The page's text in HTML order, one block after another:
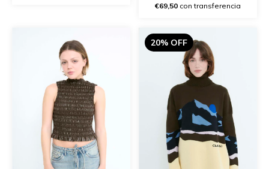
€69,50 con transferencia
20% OFF